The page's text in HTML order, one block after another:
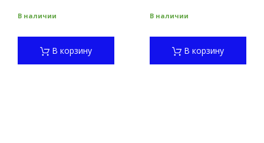
В наличии
В корзину
В наличии
В корзину